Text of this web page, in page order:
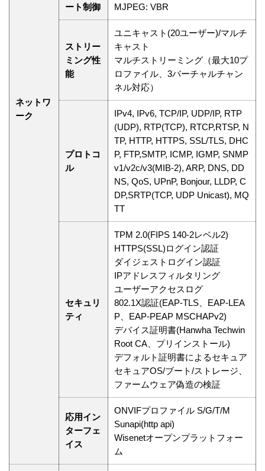
ネットワ
ーク
ート制御
MJPEG: VBR
ストリー
ミング性
能
ユニキャスト(20ユーザー)/マルチ
キャスト
マルチストリーミング（最大10プ
ロファイル、3バーチャルチャン
ネル対応）
プロトコ
ル
IPv4, IPv6, TCP/IP, UDP/IP, RTP
(UDP), RTP(TCP), RTCP,RTSP, N
TP, HTTP, HTTPS, SSL/TLS, DHC
P, FTP,SMTP, ICMP, IGMP, SNMP
v1/v2c/v3(MIB-2), ARP, DNS, DD
NS, QoS, UPnP, Bonjour, LLDP, C
DP,SRTP(TCP, UDP Unicast), MQ
TT
セキュリ
ティ
TPM 2.0(FIPS 140-2レベル2)
HTTPS(SSL)ログイン認証
ダイジェストログイン認証
IPアドレスフィルタリング
ユーザーアクセスログ
802.1X認証(EAP-TLS、EAP-LEA
P、EAP-PEAP MSCHAPv2)
デバイス証明書(Hanwha Techwin
Root CA、プリインストール)
デフォルト証明書によるセキュア
セキュアOS/ブート/ストレージ、
ファームウェア偽造の検証
応用イン
ターフェ
イス
ONVIFプロファイル S/G/T/M
Sunapi(http api)
Wisenetオープンプラットフォー
ム